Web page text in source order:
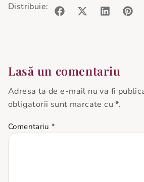
Distribuie:
Lasă un comentariu
Adresa ta de e-mail nu va fi
obligatorii sunt marcate cu *.
Comentariu*